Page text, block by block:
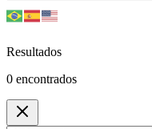
Resultados
0 encontrados